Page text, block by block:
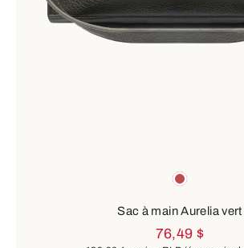
rouge
Sac à main Aurelia vert
76,49 $